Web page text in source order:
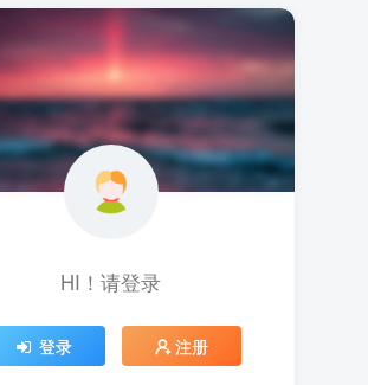
流群，比如娃圈跺网，这样可以更快地
获取信息，也能和其他玩家交流心得，
对于新手来说非常有帮助。
找妆师补妆或者重新定制。
关节松了可以调弹力绳，关节不顺滑的
话用砂纸轻磨，再涂点硅油。平时多给
娃换衣服、换假发，拍照时还能摆出各
种姿势。有时间的话，可以自己动手做
小场景，超有成就感！
最重要的是，养娃是为了开心，不用比
价格和数量，找到自己喜欢的风格，享
受和娃互动的过程就好啦！
HI！请登录
登录 注册